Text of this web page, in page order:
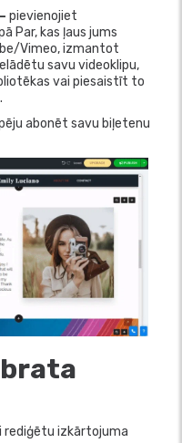
pievienojiet
Par, kas ļaus jums
Vimeo, izmantot
savu videoklipu,
vai piesaistīt to
abonēt savu biļetenu
rediģētu izkārtojuma